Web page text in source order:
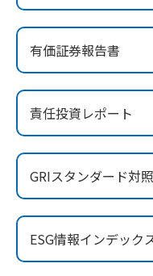
お手続き一覧
きっかけ・できご
マイページでできる
新規登録
ログイン
養老保険
学資保険
長寿支援保険
お見積りシミュレー
資料請求
保険の探し方のポイ
保険かんたん診断
目的から探す
お役立ち情報
かんぽ生命の団体
法人向け資料請求
お問い合わせ先
かんぽのLifeサポ
保険
医療
お金
ライフプラン
かんぽ生命につい
ご挨拶
経営理念・経営戦
会社概要
株主・投資家のみな
日本郵政グループ
よくあるご質問
お問い合わせ
サステナビリティ
株主・投資家のみなさ
採用情報
有価証券報告書
責任投資レポート
GRIスタンダード対
ESG情報インデック